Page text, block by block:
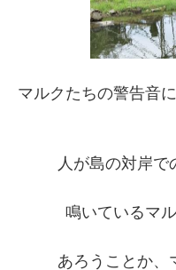
マルクたちの警告音
人が島の対岸で
鳴いているマ
あろうことか、